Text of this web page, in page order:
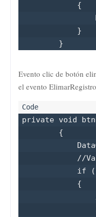
            {
        }
Evento clic de botón
el evento
private void
        {
//
if
            {